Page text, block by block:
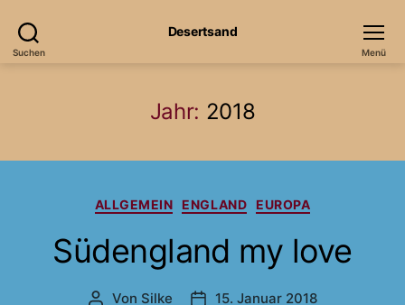
Suchen
Desertsand
Menü
Jahr: 2018
Kategorien
ALLGEMEIN ENGLAND EUROPA
Südengland my love
Beitragsautor
Von Silke Veröffentlichungsdatum
15. Januar 2018